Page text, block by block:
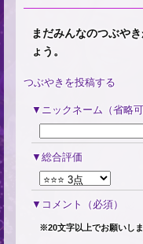
まだみんなのつぶや
ょう。
つぶやきを投稿する
ニックネーム（省略可
総合評価
コメント （必須）
※20文字以上でお願いしま